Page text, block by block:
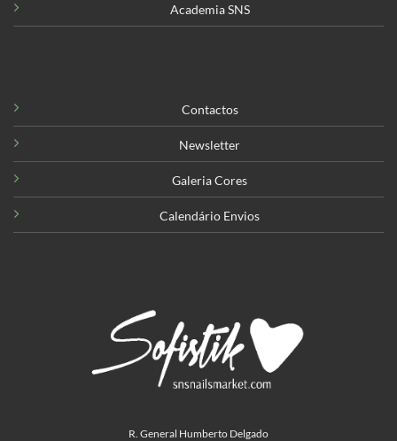
Academia SNS
Contactos
Newsletter
Galeria Cores
Calendário Envios
R. General Humberto Delgado